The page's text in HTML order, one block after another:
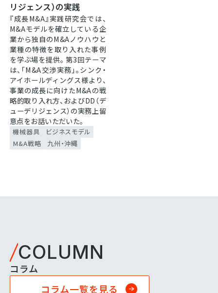
リジェンス）の実践
『成長M&A』実践研究会では、
M&Aモデルを確立している企
業から独自のM&Aノウハウと
業種の特徴を取り入れた事例
を学ぶ場を提供。 第3回テーマ
は、「M&A交渉実務」。シンク・
アイホールディングス様より、
事業の成長に向けたM&Aの戦
略的取り入れ方、およびDD（デ
ューデリジェンス）の実務上留
意点をお話いただいた。
機械器具
ビジネスモデル
M&A戦略
九州・沖縄
COLUMN
コラム
コラム一覧を見る